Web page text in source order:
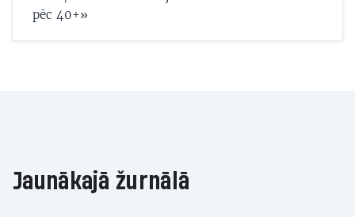
pēc 40+»
Jaunākajā žurnālā